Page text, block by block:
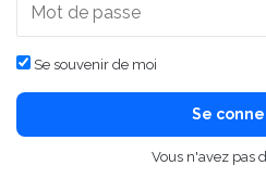
Se souvenir de moi
Se
Vous n'avez pas